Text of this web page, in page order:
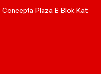
Plaza B Blok Kat: